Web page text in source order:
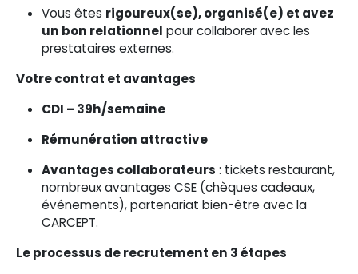
Vous êtes rigoureux(se), organisé(e) et avez
un bon relationnel pour collaborer avec les
prestataires externes.
Votre contrat et avantages
CDI – 39h/semaine
Rémunération attractive
Avantages collaborateurs : tickets restaurant,
nombreux avantages CSE (chèques cadeaux,
événements), partenariat bien-être avec la
CARCEPT.
Le processus de recrutement en 3 étapes